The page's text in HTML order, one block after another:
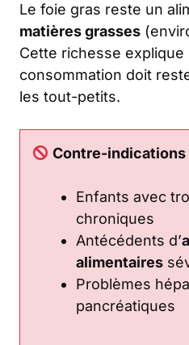
Le foie gras reste un
matières grasses
Cette richesse explique
consommation doit
les tout-petits.
Contre-indications
Enfants avec
chroniques
Antécédents d’
alimentaires
Problèmes
pancréatiques